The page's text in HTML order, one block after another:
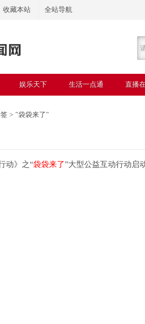
收藏本站 全站导航
娱乐天下 生活一点通 直播
> "袋袋来了"
动》之“袋袋来了”大型公益互动行动启